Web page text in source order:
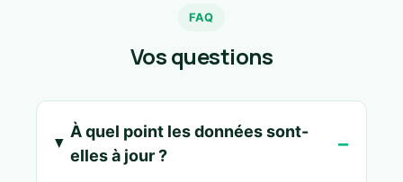
FAQ
Vos questions
À quel point les données sont-
elles à jour ?